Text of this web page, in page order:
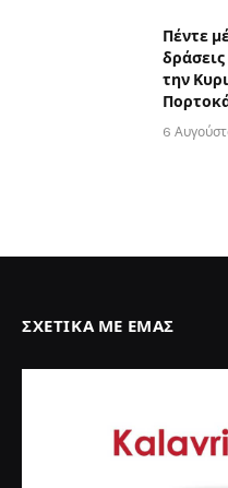
Πέντε
την
6
ΣΧΕΤΙΚΆ ΜΕ ΕΜΆΣ